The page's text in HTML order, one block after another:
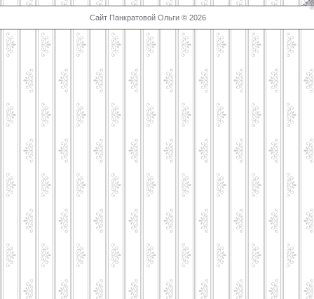
Сайт Панкратовой Ольги © 2026